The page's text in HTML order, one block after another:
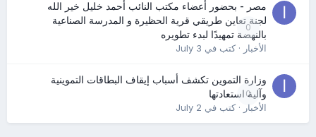
0
مصر - بحضور أعضاء مكتب النائب أحمد خليل خير الله
لجنة تعاين طريقي قرية الحظيرة و المدرسة الصناعية
بالنهضة تمهيدًا لبدء تطويره
الأخبار· كتب في July 3
0
وزارة التموين تكشف أسباب إيقاف البطاقات التموينية
وآلية استعادتها
الأخبار· كتب في July 2